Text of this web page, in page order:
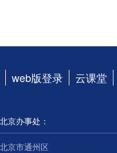
web版登录 云课堂
北京办事处：
北京市通州区